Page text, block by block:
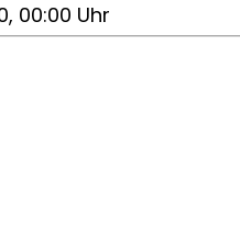
00:00 Uhr